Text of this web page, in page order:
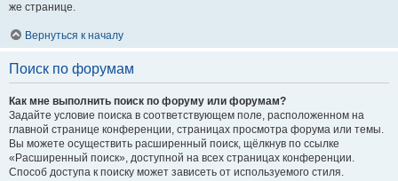
же странице.
Вернуться к началу
Поиск по форумам
Как мне выполнить поиск по форуму или форумам?
Задайте условие поиска в соответствующем поле, расположенном на
главной странице конференции, страницах просмотра форума или темы.
Вы можете осуществить расширенный поиск, щёлкнув по ссылке
«Расширенный поиск», доступной на всех страницах конференции.
Способ доступа к поиску может зависеть от используемого стиля.